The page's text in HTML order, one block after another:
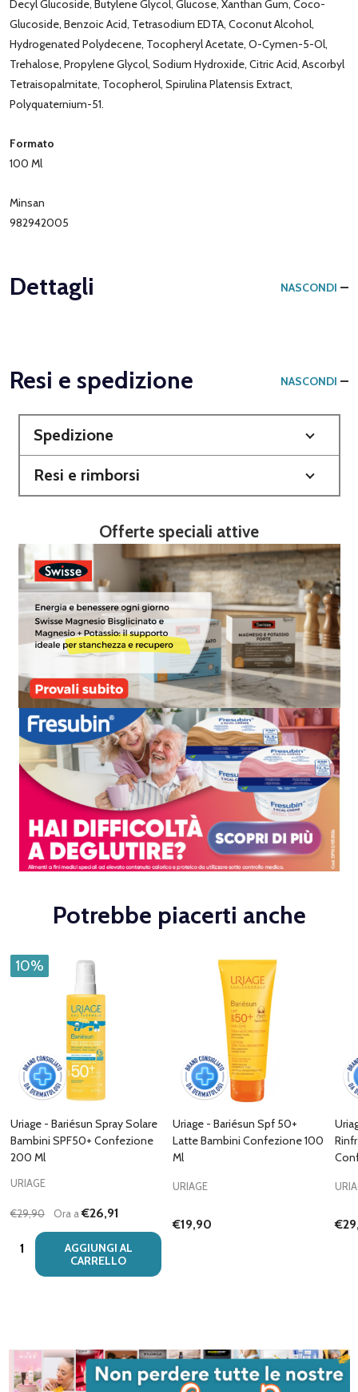
Decyl Glucoside, Butylene Glycol, Glucose, Xanthan Gum, Coco-
Glucoside, Benzoic Acid, Tetrasodium EDTA, Coconut Alcohol,
Hydrogenated Polydecene, Tocopheryl Acetate, O-Cymen-5-Ol,
Trehalose, Propylene Glycol, Sodium Hydroxide, Citric Acid, Ascorbyl
Tetraisopalmitate, Tocopherol, Spirulina Platensis Extract,
Polyquaternium-51.
Formato
100 Ml
Minsan
982942005
Dettagli NASCONDI
Resi e spedizione NASCONDI
Spedizione
Resi e rimborsi
Offerte speciali attive
Potrebbe piacerti anche
10%
Uriage - Bariésun Spray Solare
Bambini SPF50+ Confezione
200 Ml
URIAGE
€29,90 Ora a€26,91
Quantità:
AGGIUNGI AL
CARRELLO
Uriage - Bariésun Spf 50+
Latte Bambini Confezione 100
Ml
URIAGE
€19,90